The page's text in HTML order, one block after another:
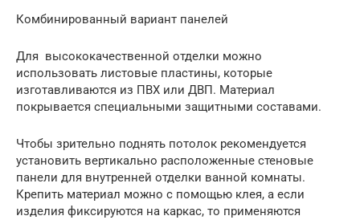
Комбинированный вариант панелей
Для высококачественной отделки можно
использовать листовые пластины, которые
изготавливаются из ПВХ или ДВП. Материал
покрывается специальными защитными составами.
Чтобы зрительно поднять потолок рекомендуется
установить вертикально расположенные стеновые
панели для внутренней отделки ванной комнаты.
Крепить материал можно с помощью клея, а если
изделия фиксируются на каркас, то применяются